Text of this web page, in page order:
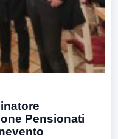
Pensionati